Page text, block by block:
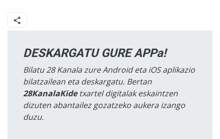
DESKARGATU GURE APPa!
Bilatu 28 Kanala zure Android eta iOS aplikazio
bilatzailean eta deskargatu. Bertan
28KanalaKidetxartel digitalak eskaintzen
dizuten abantailez gozatzeko aukera izango
duzu.